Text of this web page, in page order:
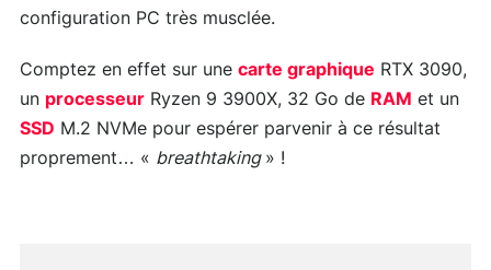
configuration PC très musclée.
Comptez en effet sur une carte graphique RTX 3090,
un processeur Ryzen 9 3900X, 32 Go de RAM et un
SSD M.2 NVMe pour espérer parvenir à ce résultat
proprement… « breathtaking » !